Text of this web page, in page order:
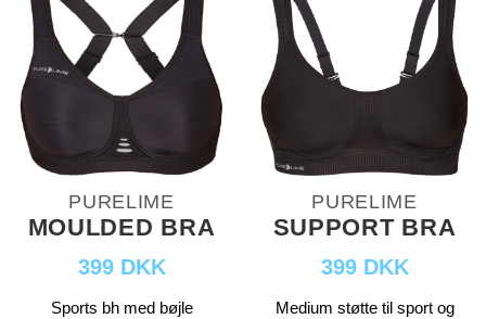
PURELIME
MOULDED BRA
399 DKK
Sports bh med bøjle
PURELIME
SUPPORT BRA
399 DKK
Medium støtte til sport og